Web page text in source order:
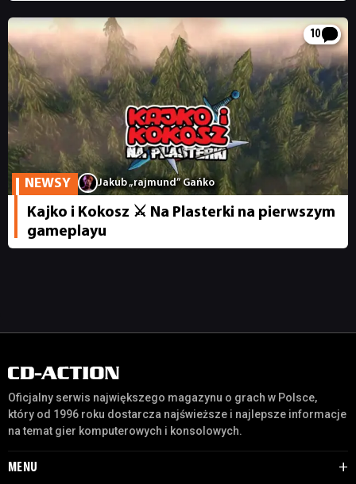
RETRO
TECHNOLOGIE
DYSKUSJE
JUŻ GRALIŚMY
SKLEP
10
NEWSY Jakub „rajmund” Gańko
Kajko i Kokosz ⚔️ Na Plasterki na pierwszym
gameplayu
Oficjalny serwis największego magazynu o grach w Polsce,
który od 1996 roku dostarcza najświeższe i najlepsze informacje
na temat gier komputerowych i konsolowych.
MENU